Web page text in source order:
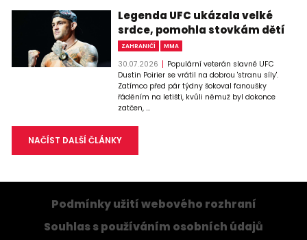
Legenda UFC ukázala velké
srdce, pomohla stovkám dětí
ZAHRANIČÍ MMA
30.07.2026
Populární veterán slavné UFC
Dustin Poirier se vrátil na dobrou 'stranu síly'.
Zatímco před pár týdny šokoval fanoušky
řáděním na letišti, kvůli němuž byl dokonce
zatčen, ...
NAČÍST DALŠÍ ČLÁNKY
Podmínky užití webového rozhraní
Souhlas s používáním osobních údajů